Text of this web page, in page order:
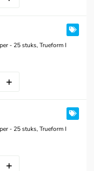
- 25 stuks, Trueform I
- 25 stuks, Trueform I